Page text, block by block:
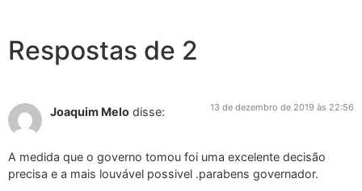
Respostas de 2
Joaquim Melo disse: 13 de dezembro de 2019 às 22:56
A medida que o governo tomou foi uma excelente decisão
precisa e a mais louvável possivel .parabens governador.